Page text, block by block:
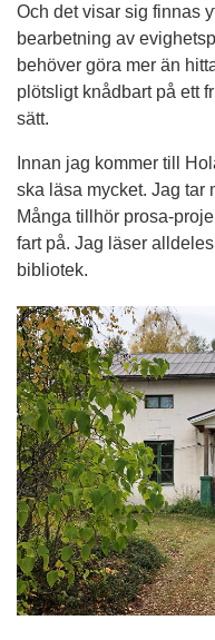
Och det visar sig finnas
bearbetning av
behöver göra mer än
plötsligt knådbart på ett
sätt.
Innan jag kommer till
ska läsa mycket. Jag tar
Många tillhör prosa-
fart på. Jag läser
bibliotek.